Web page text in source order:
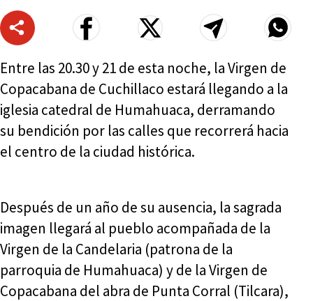
Entre las 20.30 y 21 de esta noche, la Virgen de
Copacabana de Cuchillaco estará llegando a la
iglesia catedral de Humahuaca, derramando
su bendición por las calles que recorrerá hacia
el centro de la ciudad histórica.
Después de un año de su ausencia, la sagrada
imagen llegará al pueblo acompañada de la
Virgen de la Candelaria (patrona de la
parroquia de Humahuaca) y de la Virgen de
Copacabana del abra de Punta Corral (Tilcara),